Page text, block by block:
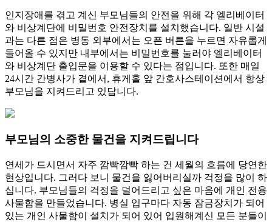
인지장애를 겪고 계신 부모님들의 안전을 위해 각 엘리베이터
와 비상계단에 비밀번호 안전장치를 설치했습니다. 일반 시설
과는 다른 점은 병동 외부에서는 오픈 버튼을 누르면 자유롭게
들어올 수 있지만 내부에서는 비밀번호를 눌러야 엘리베이터
와 비상계단 출입문을 이용할 수 있다는 점입니다. 또한 매일
24시간 간병사가 곁에서, 휴게홀 앞 간호사스테이션에서 항상
부모님을 지켜드리고 있답니다.
부모님의 소중한 물건을 지켜드립니다
연세가 드시면서 자주 깜빡깜빡 하는 건 세월의 흐름에 당연한
현상입니다. 그러다 보니 물건을 잃어버리실까 걱정을 많이 하
십니다. 부모님들의 걱정을 덜어드리고 싶은 마음에 개인 전용
사물함을 만들었습니다. 병실 입구마다 자동 잠금장치가 되어
있는 개인 사물함이 설치가 되어 있어 입원해계신 모든 분들이